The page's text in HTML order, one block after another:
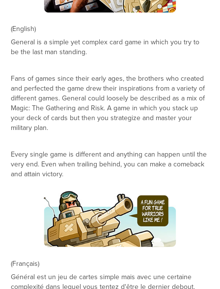
(English)
General is a simple yet complex card game in which you try to
be the last man standing.
Fans of games since their early ages, the brothers who created
and perfected the game drew their inspirations from a variety of
different games.General could loosely be described as a mix of
Magic: The Gathering and Risk. A game in which you stack up
your deck of cards but then you strategize and master your
military plan.
Every single game is different and anything can happen until the
very end. Even when trailing behind, you can make a comeback
and attain victory.
(Français)​​​​​​​
Général est un jeu de cartes simple mais avec une certaine
complexité dans lequel vous tentez d'être le dernier debout.